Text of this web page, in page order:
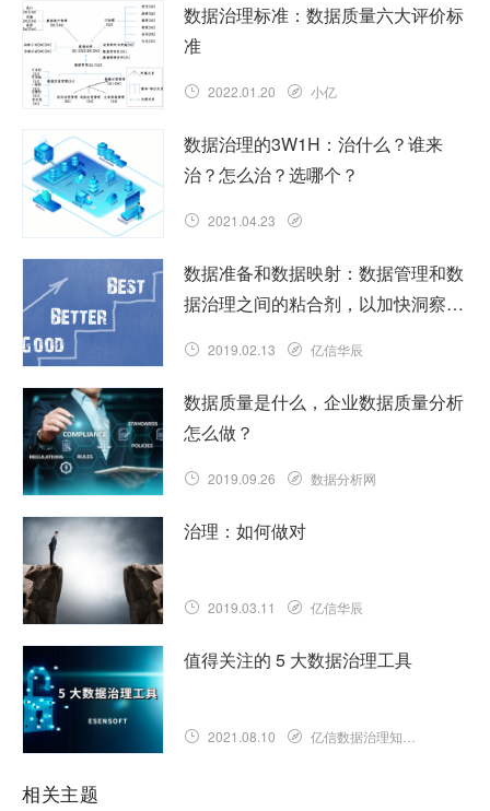
数据治理标准：数据质量六大评价标
准
2022.01.20 小亿
数据治理的3W1H：治什么？谁来
治？怎么治？选哪个？
2021.04.23
数据准备和数据映射：数据管理和数
据治理之间的粘合剂，以加快洞察力
2019.02.13 亿信华辰
数据质量是什么，企业数据质量分析
怎么做？
2019.09.26 数据分析网
治理：如何做对
2019.03.11 亿信华辰
值得关注的 5 大数据治理工具
2021.08.10 亿信数据治理知识库
相关主题